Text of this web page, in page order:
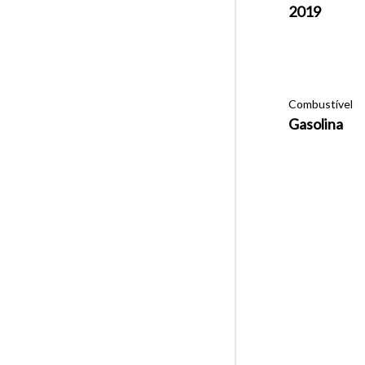
2019
Combustível
Gasolina